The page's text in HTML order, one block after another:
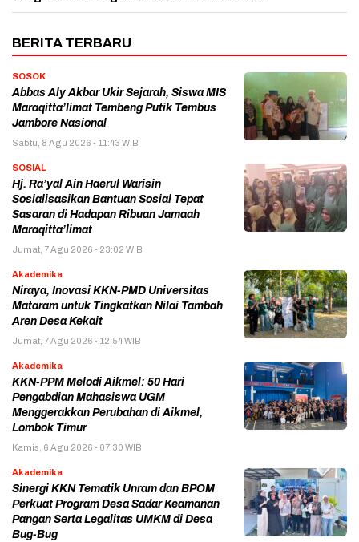
BERITA TERBARU
SOSOK
Abbas Aly Akbar Ukir Sejarah, Siswa MIS
Maraqitta’limat Tembeng Putik Tembus
Jambore Nasional
Sabtu, 8 Agu 2026 - 11:43 WIB
SOSIAL
Hj. Ra’yal Ain Haerul Warisin
Sosialisasikan Bantuan Sosial Tepat
Sasaran di Hadapan Ribuan Jamaah
Maraqitta’limat
Jumat, 7 Agu 2026 - 23:02 WIB
Akademika
Niraya, Inovasi KKN-PMD Universitas
Mataram untuk Tingkatkan Nilai Tambah
Aren Desa Kekait
Jumat, 7 Agu 2026 - 12:54 WIB
Akademika
KKN-PPM Melodi Aikmel: 50 Hari
Pengabdian Mahasiswa UGM
Menggerakkan Perubahan di Aikmel,
Lombok Timur
Kamis, 6 Agu 2026 - 07:30 WIB
Akademika
Sinergi KKN Tematik Unram dan BPOM
Perkuat Program Desa Sadar Keamanan
Pangan Serta Legalitas UMKM di Desa
Bug-Bug